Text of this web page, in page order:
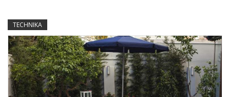
TECHNIKA